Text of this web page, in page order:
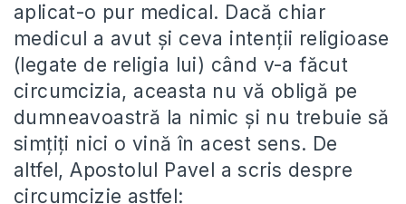
aplicat-o pur medical. Dacă chiar
medicul a avut şi ceva intenţii religioase
(legate de religia lui) când v-a făcut
circumcizia, aceasta nu vă obligă pe
dumneavoastră la nimic şi nu trebuie să
simţiţi nici o vină în acest sens. De
altfel, Apostolul Pavel a scris despre
circumcizie astfel: